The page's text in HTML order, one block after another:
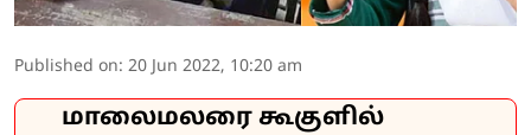
Published on: 20 Jun 2022, 10:20 am
மாலைமலரை கூகுளில்